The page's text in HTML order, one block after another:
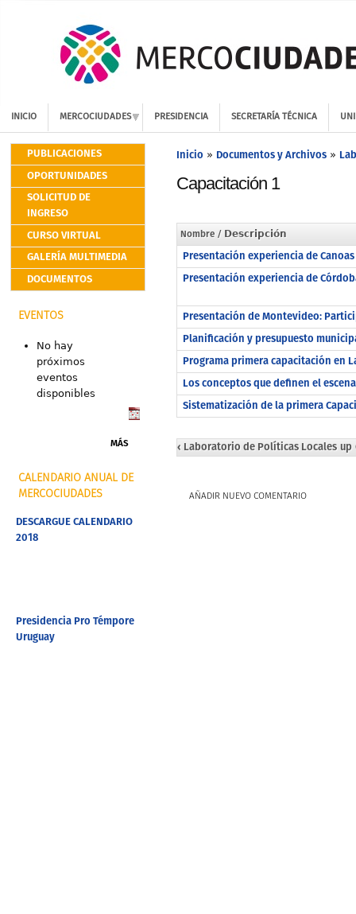
INICIO MERCOCIUDADES PRESIDENCIA SECRETARÍA TÉCNICA
PUBLICACIONES
OPORTUNIDADES
SOLICITUD DE
INGRESO
CURSO VIRTUAL
GALERÍA MULTIMEDIA
DOCUMENTOS
EVENTOS
No hay
próximos
eventos
disponibles
MÁS
CALENDARIO ANUAL DE
MERCOCIUDADES
DESCARGUE CALENDARIO
2018
Presidencia Pro Témpore
Uruguay
Inicio » Documentos y Archivos »
Capacitación 1
Nombre / Descripción
Presentación experiencia de
Presentación experiencia de
Presentación de Montevideo:
Planificación y presupuesto
Programa primera capacitación en
Los conceptos que definen el
Sistematización de la primera
‹ Laboratorio de Políticas Localesup
AÑADIR NUEVO COMENTARIO